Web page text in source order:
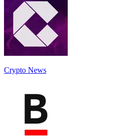
Crypto News